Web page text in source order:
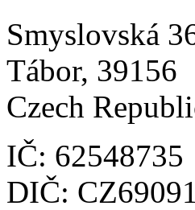
Smyslovská
Tábor, 39156
Czech
IČ: 62548735
DIČ: